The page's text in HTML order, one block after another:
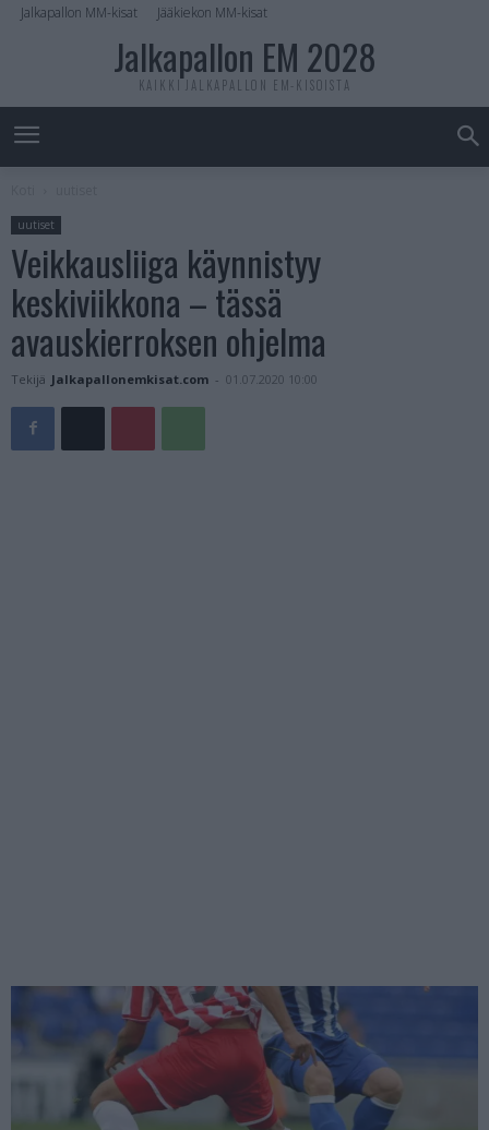
Jalkapallon MM-kisat Jääkiekon MM-kisat
Jalkapallon EM 2028
KAIKKI JALKAPALLON EM-KISOISTA
uutiset
Veikkausliiga käynnistyy
keskiviikkona – tässä
avauskierroksen ohjelma
Tekijä Jalkapallonemkisat.com - 01.07.2020 10:00